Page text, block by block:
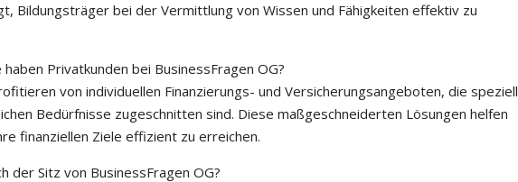
Bildungsträger bei der Vermittlung von Wissen und Fähigkeiten effektiv zu
Privatkunden bei BusinessFragen OG?
von individuellen Finanzierungs- und Versicherungsangeboten, die speziell
Bedürfnisse zugeschnitten sind. Diese maßgeschneiderten Lösungen helfen
finanziellen Ziele effizient zu erreichen.
der Sitz von BusinessFragen OG?